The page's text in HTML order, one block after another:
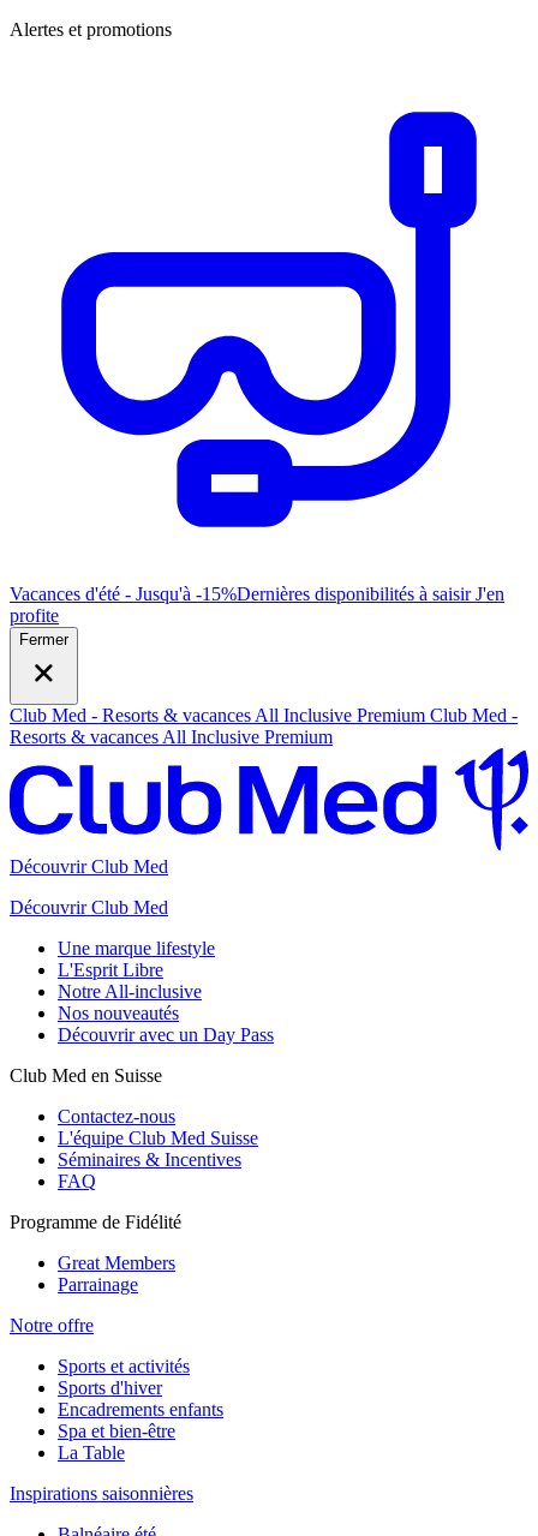
Alertes et promotions
Vacances d'été - Jusqu'à -15%Dernières disponibilités à saisirJ'en
profite
Fermer
Club Med - Resorts & vacances All Inclusive Premium Club Med -
Resorts & vacances All Inclusive Premium
Découvrir Club Med
Découvrir Club Med
Une marque lifestyle
L'Esprit Libre
Notre All-inclusive
Nos nouveautés
Découvrir avec un Day Pass
Club Med en Suisse
Contactez-nous
L'équipe Club Med Suisse
Séminaires & Incentives
FAQ
Programme de Fidélité
Great Members
Parrainage
Notre offre
Sports et activités
Sports d'hiver
Encadrements enfants
Spa et bien-être
La Table
Inspirations saisonnières